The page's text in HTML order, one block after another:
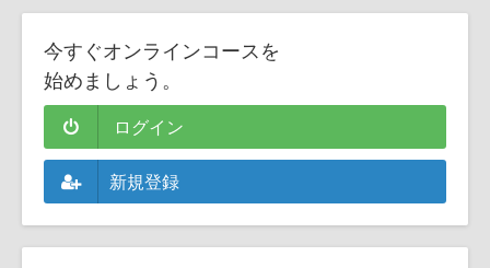
今すぐオンラインコースを
始めましょう。
ログイン
新規登録